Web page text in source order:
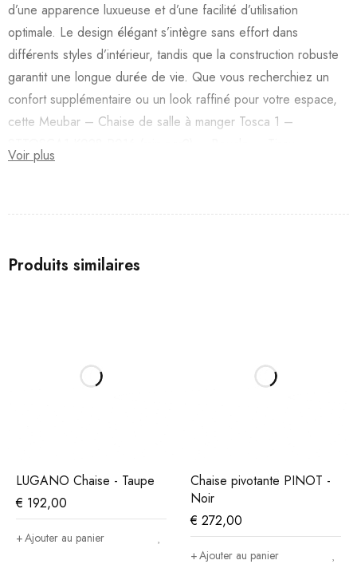
d’une apparence luxueuse et d’une facilité d’utilisation
optimale. Le design élégant s’intègre sans effort dans
différents styles d’intérieur, tandis que la construction robuste
garantit une longue durée de vie. Que vous recherchiez un
confort supplémentaire ou un look raffiné pour votre espace,
cette Meubar – Chaise de salle à manger Tosca 1 –
Anthracite – 48x86x62cm est un excellent choix.
Voir plus
Produits similaires
LUGANO Chaise - Taupe
€ 192,00
Ajouter au panier
Chaise pivotante PINOT -
Noir
€ 272,00
Ajouter au panier